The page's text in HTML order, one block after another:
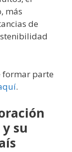
más
de
formar parte
.
su